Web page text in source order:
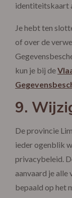
identiteitskaart
Je hebt ten
of over de
kun je bij de
9.
De provincie
ieder ogenblik
privacybeleid.
aanvaard je alle
bepaald op het